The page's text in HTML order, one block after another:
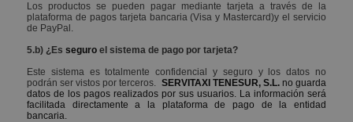
Los productos se pueden pagar mediante tarjeta a través de la
plataforma de pagos tarjeta bancaria (Visa y Mastercard)y el servicio
de PayPal.
5.b) ¿Es seguroel sistema de pago por tarjeta?
Este sistema es totalmente confidencial y seguro y los datos no
podrán ser vistos por terceros. SERVITAXI TENESUR, S.L. no guarda
datos de los pagos realizados por sus usuarios. La información será
facilitada directamente a la plataforma de pago de la entidad
bancaria.